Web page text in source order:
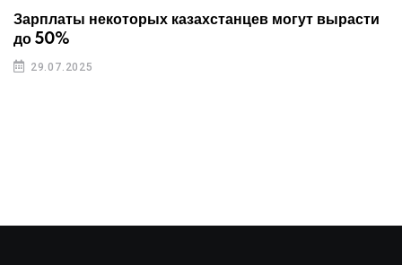
Зарплаты некоторых казахстанцев могут вырасти
до 50%
29.07.2025